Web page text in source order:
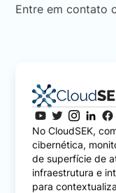
Entre em contato
No CloudSEK,
cibernética,
de superfície de
infraestrutura e
para